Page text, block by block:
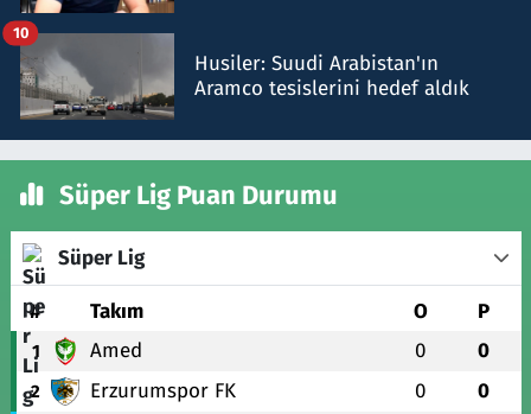
Husiler: Suudi Arabistan'ın
Aramco tesislerini hedef aldık
10
Süper Lig Puan Durumu
Süper Lig
# Takım O P
1 Amed 0 0
2 Erzurumspor FK 0 0